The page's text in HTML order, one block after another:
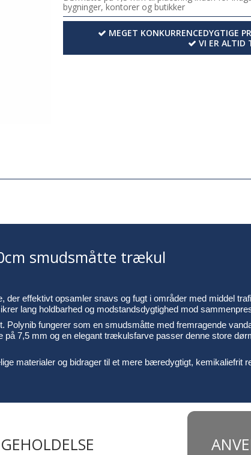
bygninger, kontorer og butikker
MEGET KONKURRENCEDYGTIGE
VI ER ALTID
smudsmåtte trækul
effektivt opsamler snavs og fugt i områder med middel
lang holdbarhed og modstandsdygtighed mod
fungerer som en smudsmåtte med fremragende
7,5 mm og en elegant trækulsfarve passer denne store
materialer og bidrager til et mere bæredygtigt, kemikaliefrit